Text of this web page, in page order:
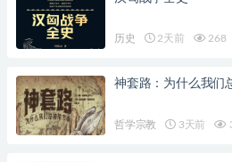
历史 2天前 268
神套路：为什么我们
哲学宗教 3天前